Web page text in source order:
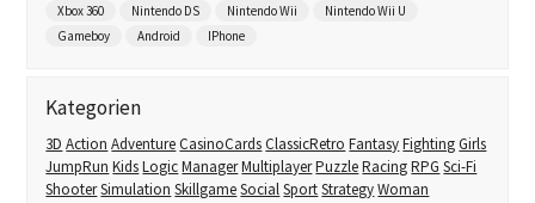
Xbox 360
Nintendo DS Nintendo Wii
Nintendo Wii U
Gameboy
Android IPhone
Kategorien
3D Action AdventureCasinoCardsClassicRetro FantasyFightingGirls
JumpRun KidsLogicManagerMultiplayerPuzzleRacingRPG Sci-Fi
ShooterSimulation SkillgameSocialSportStrategyWoman